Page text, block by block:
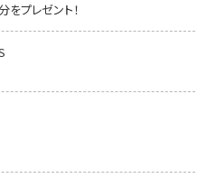
～1番カラオケ 】
番搾りなコーナーをお届けしていま
せて、こっそり一番だけ歌ってくだ
一番搾り」をプレゼント！
をご覧ください。
プレゼント！